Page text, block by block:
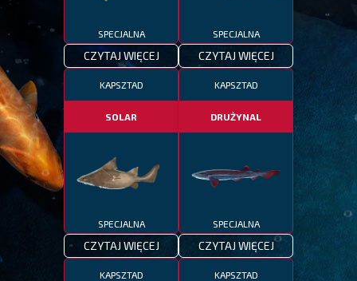
SPECJALNA
CZYTAJ WIĘCEJ
SPECJALNA
CZYTAJ WIĘCEJ
KAPSZTAD
SOLAR
SPECJALNA
CZYTAJ WIĘCEJ
KAPSZTAD
DRUŻYNAL
SPECJALNA
CZYTAJ WIĘCEJ
KAPSZTAD KAPSZTAD